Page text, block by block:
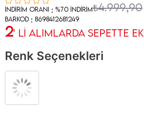
İndirim Oranı : %70 İndirim₺4.999,90
Barkod : 8698412681249
2' Lİ ALIMLARDA SEPETTE EK
Renk Seçenekleri